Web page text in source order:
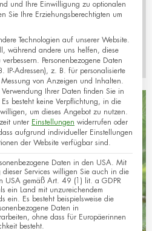
Wolhusen
und Ihre Einwilligung zu optionalen
Sie Ihre Erziehungsberechtigten um
Technologien auf unserer Website.
während andere uns helfen, diese
Personenbezogene Daten
IP-Adressen), z. B. für personalisierte
von Anzeigen und Inhalten.
Ihrer Daten finden Sie in
Es besteht keine Verpflichtung, in die
um dieses Angebot zu nutzen.
unter Einstellungen widerrufen oder
aufgrund individueller Einstellungen
der Website verfügbar sind.
Daten in den USA. Mit
Services willigen Sie auch in die
USA gemäß Art. 49 (1) lit. a GDPR
ein Land mit unzureichendem
ein. Es besteht beispielsweise die
Daten in
ohne dass für Europäerinnen
besteht.